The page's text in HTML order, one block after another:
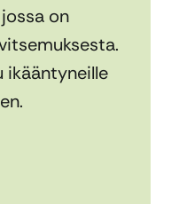
on
ikääntyneille